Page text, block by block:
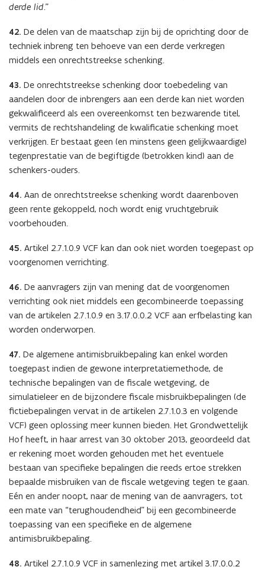
derde lid.”
42. De delen van de maatschap zijn bij de oprichting door de
techniek inbreng ten behoeve van een derde verkregen
middels een onrechtstreekse schenking.
43. De onrechtstreekse schenking door toebedeling van
aandelen door de inbrengers aan een derde kan niet worden
gekwalificeerd als een overeenkomst ten bezwarende titel,
vermits de rechtshandeling de kwalificatie schenking moet
verkrijgen. Er bestaat geen (en minstens geen gelijkwaardige)
tegenprestatie van de begiftigde (betrokken kind) aan de
schenkers-ouders.
44. Aan de onrechtstreekse schenking wordt daarenboven
geen rente gekoppeld, noch wordt enig vruchtgebruik
voorbehouden.
45. Artikel 2.7.1.0.9 VCF kan dan ook niet worden toegepast op
voorgenomen verrichting.
46. De aanvragers zijn van mening dat de voorgenomen
verrichting ook niet middels een gecombineerde toepassing
van de artikelen 2.7.1.0.9 en 3.17.0.0.2 VCF aan erfbelasting kan
worden onderworpen.
47. De algemene antimisbruikbepaling kan enkel worden
toegepast indien de gewone interpretatiemethode, de
technische bepalingen van de fiscale wetgeving, de
simulatieleer en de bijzondere fiscale misbruikbepalingen (de
fictiebepalingen vervat in de artikelen 2.7.1.0.3 en volgende
VCF) geen oplossing meer kunnen bieden. Het Grondwettelijk
Hof heeft, in haar arrest van 30 oktober 2013, geoordeeld dat
er rekening moet worden gehouden met het eventuele
bestaan van specifieke bepalingen die reeds ertoe strekken
bepaalde misbruiken van de fiscale wetgeving tegen te gaan.
Eén en ander noopt, naar de mening van de aanvragers, tot
een mate van “terughoudendheid” bij een gecombineerde
toepassing van een specifieke en de algemene
antimisbruikbepaling.
48. Artikel 2.7.1.0.9 VCF in samenlezing met artikel 3.17.0.0.2